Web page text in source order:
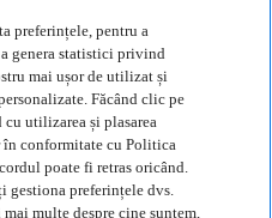
preferințele, pentru a
genera statistici privind
mai ușor de utilizat și
Făcând clic pe
utilizarea și plasarea
conformitate cu Politica
poate fi retras oricând.
gestiona preferințele dvs.
multe despre cine suntem,